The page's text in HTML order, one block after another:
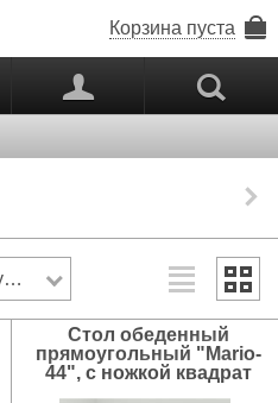
Корзина пуста
p s
Сортировать по алфавиту: от А до Я
Cтол обеденный
прямоугольный "Mario-
44", с ножкой квадрат